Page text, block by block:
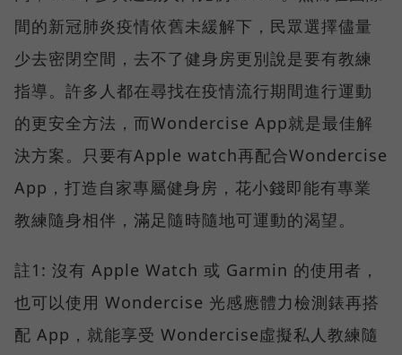
間的新冠肺炎疫情依舊未緩解下，民眾選擇儘量
少去密閉空間，去不了健身房更別說是要有教練
指導。許多人都在尋找在疫情流行期間進行運動
的更安全方法，而Wondercise App就是最佳解
決方案。只要有Apple watch再配合Wondercise
App，打造自家專屬健身房，花小錢即能有專業
教練隨身相伴，滿足隨時隨地可運動的渴望。
註1: 沒有 Apple Watch 或 Garmin 的使用者，
也可以使用 Wondercise 光感應體力檢測錶再搭
配 App，就能享受 Wondercise虛擬私人教練隨